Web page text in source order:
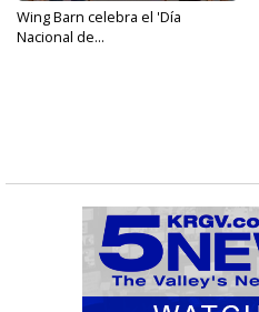
Wing Barn celebra el 'Día
Nacional de...